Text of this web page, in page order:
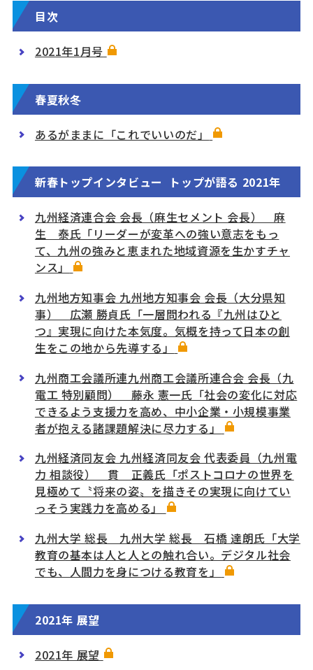
目次
2021年1月号
春夏秋冬
あるがままに「これでいいのだ」
新春トップインタビュー トップが語る 2021年
九州経済連合会 会長（麻生セメント 会長） 麻
生 泰氏「リーダーが変革への強い意志をもっ
て、九州の強みと恵まれた地域資源を生かすチャ
ンス」
九州地方知事会 九州地方知事会 会長（大分県知
事） 広瀬 勝貞氏「一層問われる『九州はひと
つ』実現に向けた本気度。気概を持って日本の創
生をこの地から先導する」
九州商工会議所連九州商工会議所連合会 会長（九
電工 特別顧問） 藤永 憲一氏「社会の変化に対応
できるよう支援力を高め、中小企業・小規模事業
者が抱える諸課題解決に尽力する」
九州経済同友会 九州経済同友会 代表委員（九州電
力 相談役） 貫 正義氏「ポストコロナの世界を
見極めて〝将来の姿〟を描きその実現に向けてい
っそう実践力を高める」
九州大学 総長 九州大学 総長 石橋 達朗氏「大学
教育の基本は人と人との触れ合い。デジタル社会
でも、人間力を身につける教育を」
2021年 展望
2021年 展望